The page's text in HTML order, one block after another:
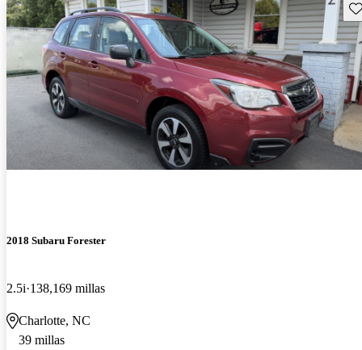
2018 Subaru Forester
2.5i 138,169 millas
Charlotte, NC
39 millas